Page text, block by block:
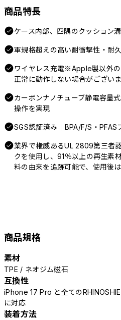
商品特長
ケース内部、四隅のクッション
軍規格超えの高い耐衝撃性・耐
ワイヤレス充電※Apple製以外
正常に動作しない場合がござい
カーボンナノチューブ静電容量
操作を実現
SGS認証済み｜BPA/F/S・PFAS
業界で権威あるUL 2809第三者
クを使用し、91％以上の再生素
料の由来を追跡可能で、使用後
商品規格
素材
TPE / ネオジム磁石
互換性
iPhone 17 Pro と全ての
に対応
装着方法